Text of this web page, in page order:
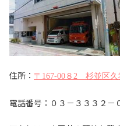
住所： 〒167-00８2 杉並区
電話番号：０３－３３３２－